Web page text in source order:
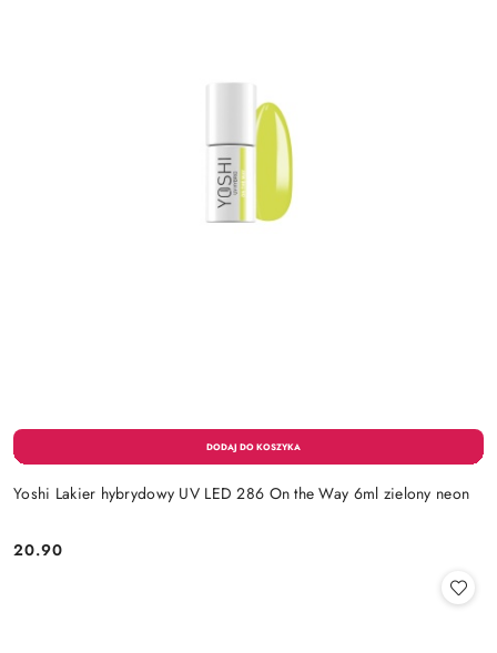
Yoshi Lakier hybrydowy UV LED 286 On the Way 6ml zielony neon
Cena:
20.90